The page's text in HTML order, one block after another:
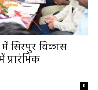
सिरपुर विकास
0